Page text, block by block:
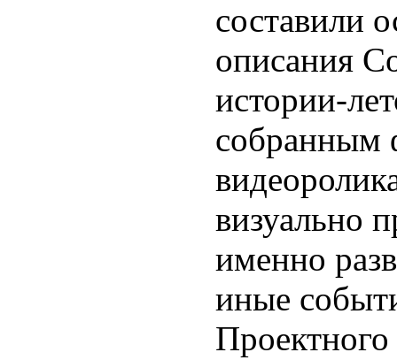
составили
описания
истории-
собранным
визуально
именно
иные